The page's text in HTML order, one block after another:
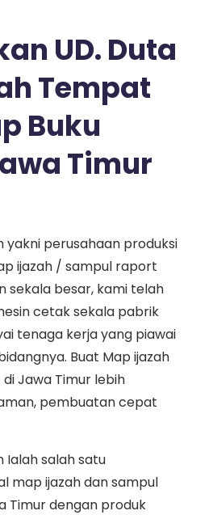
UD. Duta
Tempat
Buku
Timur
yakni perusahaan produksi
ijazah / sampul raport
sekala besar, kami telah
cetak sekala pabrik
tenaga kerja yang piawai
Buat Map ijazah
Jawa Timur lebih
pembuatan cepat
Ialah salah satu
map ijazah dan sampul
Timur dengan produk